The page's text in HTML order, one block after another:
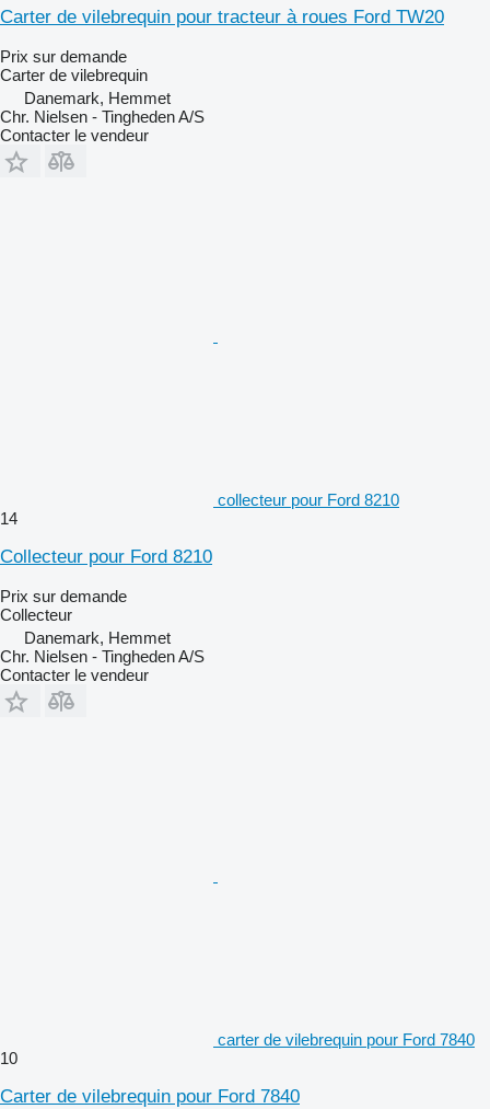
Carter de vilebrequin pour tracteur à roues Ford TW20
Prix sur demande
Carter de vilebrequin
Danemark, Hemmet
Chr. Nielsen - Tingheden A/S
Contacter le vendeur
collecteur pour Ford 8210
14
Collecteur pour Ford 8210
Prix sur demande
Collecteur
Danemark, Hemmet
Chr. Nielsen - Tingheden A/S
Contacter le vendeur
carter de vilebrequin pour Ford 7840
10
Carter de vilebrequin pour Ford 7840